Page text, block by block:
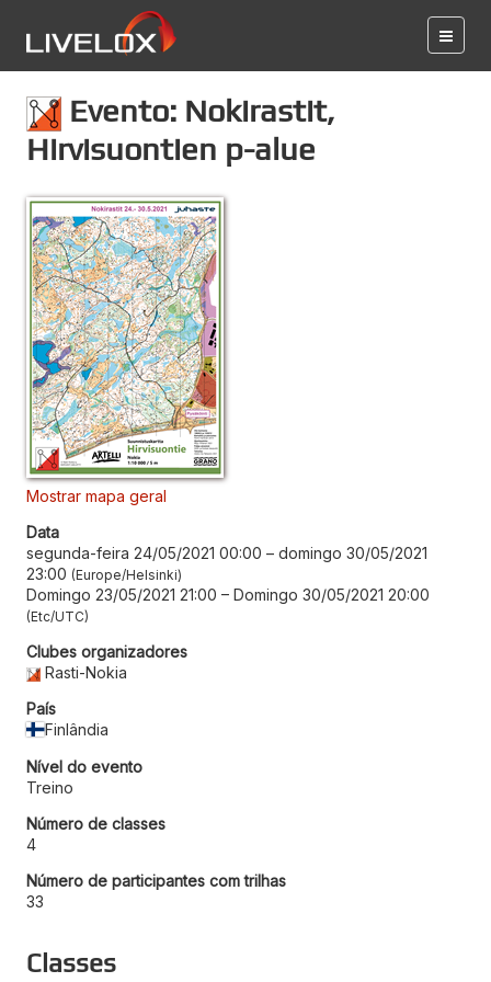
Evento: Nokirastit,
Hirvisuontien p-alue
Mostrar mapa geral
Data
segunda-feira 24/05/2021 00:00 – domingo 30/05/2021
23:00 Europe/Helsinki
Domingo 23/05/2021 21:00 – Domingo 30/05/2021 20:00
Etc/UTC
Clubes organizadores
Rasti-Nokia
País
Finlândia
Nível do evento
Treino
Número de classes
4
Número de participantes com trilhas
33
Classes